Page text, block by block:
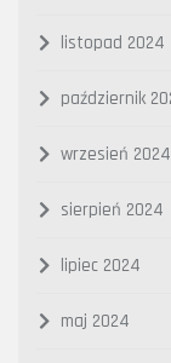
listopad 2024
październik
wrzesień 2024
sierpień 2024
lipiec 2024
maj 2024